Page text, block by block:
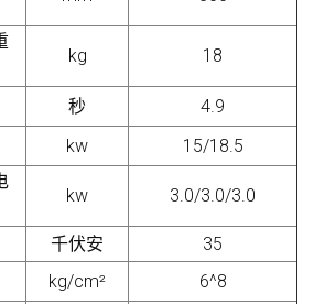
kg 18
秒 4.9
kw
15/18.5
kw 3.0/3.0/3.0
千伏安
35
kg/cm² 6^8